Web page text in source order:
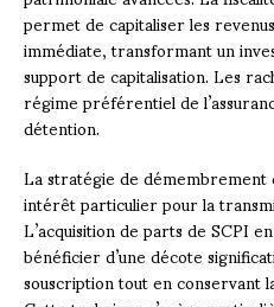
permet de capitaliser les
immédiate, transformant un
support de capitalisation. Les
régime préférentiel de
détention.
La stratégie de
intérêt particulier pour la
L’acquisition de parts de SCPI
bénéficier d’une décote
souscription tout en